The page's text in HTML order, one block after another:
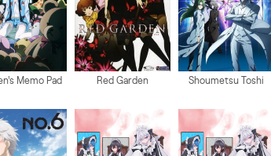
Memo Pad Red Garden Shoumetsu Toshi